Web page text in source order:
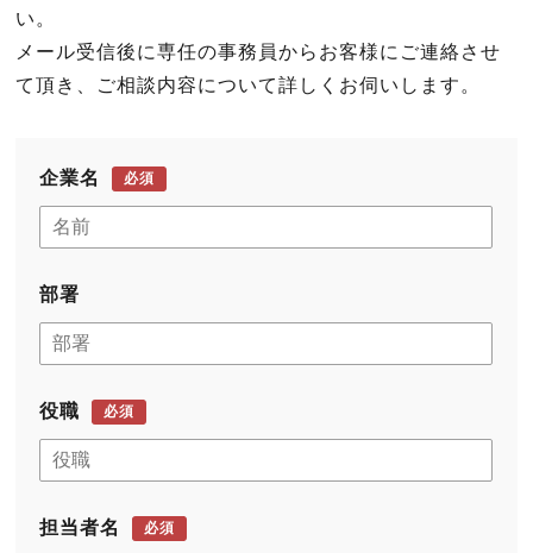
い。
メール受信後に専任の事務員からお客様にご連絡させ
て頂き、ご相談内容について詳しくお伺いします。
企業名 必須
部署
役職 必須
担当者名 必須